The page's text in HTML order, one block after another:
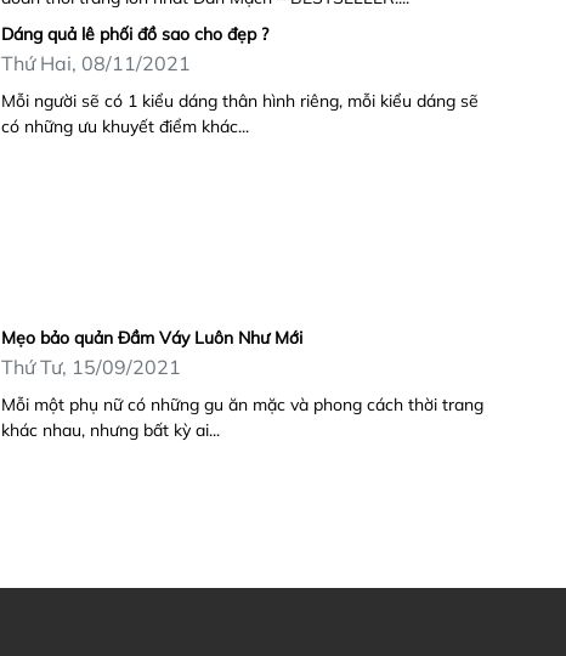
Dáng quả lê phối đồ sao cho đẹp ?
Thứ Hai, 08/11/2021
Mỗi người sẽ có 1 kiểu dáng thân hình riêng, mỗi kiểu dáng sẽ
có những ưu khuyết điểm khác...
Mẹo bảo quản Đầm Váy Luôn Như Mới
Thứ Tư, 15/09/2021
Mỗi một phụ nữ có những gu ăn mặc và phong cách thời trang
khác nhau, nhưng bất kỳ ai...